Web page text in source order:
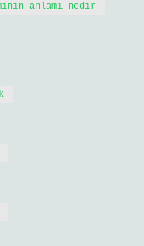
anlamı nedir